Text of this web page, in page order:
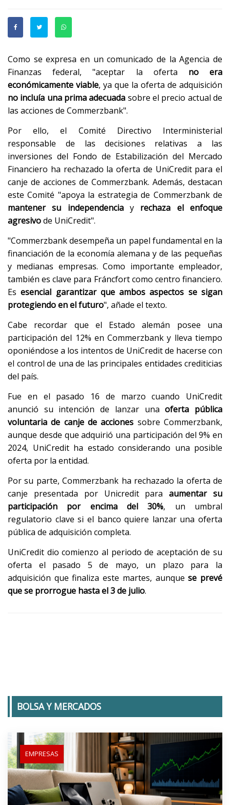
Como se expresa en un comunicado de la Agencia de
Finanzas federal, "aceptar la oferta no era
económicamente viable, ya que la oferta de adquisición
no incluía una prima adecuada sobre el precio actual de
las acciones de Commerzbank".
Por ello, el Comité Directivo Interministerial
responsable de las decisiones relativas a las
inversiones del Fondo de Estabilización del Mercado
Financiero ha rechazado la oferta de UniCredit para el
canje de acciones de Commerzbank. Además, destacan
este Comité "apoya la estrategia de Commerzbank de
mantener su independenciay rechaza el enfoque
agresivode UniCredit".
"Commerzbank desempeña un papel fundamental en la
financiación de la economía alemana y de las pequeñas
y medianas empresas. Como importante empleador,
también es clave para Fráncfort como centro financiero.
Esesencial garantizar que ambos aspectos se sigan
protegiendo en el futuro", añade el texto.
Cabe recordar que el Estado alemán posee una
participación del 12% en ‌Commerzbank y ⁠lleva tiempo
oponiéndose a los intentos de UniCredit de hacerse con
⁠el control de una de las principales entidades crediticias
del país.
Fue en el pasado 16 de marzo cuando UniCredit
anunció su intención de lanzar unaoferta pública
voluntaria de canje de acciones sobre Commerzbank,
aunque desde que adquirió una participación del 9% en
2024, UniCredit ha estado considerando una posible
oferta por la entidad.
Por su parte, Commerzbank ha rechazado la oferta de
canje presentada por Unicredit paraaumentar su
participación por encima del 30%, un umbral
regulatorio clave si el banco quiere lanzar una oferta
pública de adquisición completa.
UniCredit dio comienzo al periodo de aceptación de su
oferta el pasado 5 de mayo, un plazo para la
adquisición que finaliza este martes, aunquese prevé
que se prorrogue hasta el 3 de julio.
BOLSA Y MERCADOS
EMPRESAS